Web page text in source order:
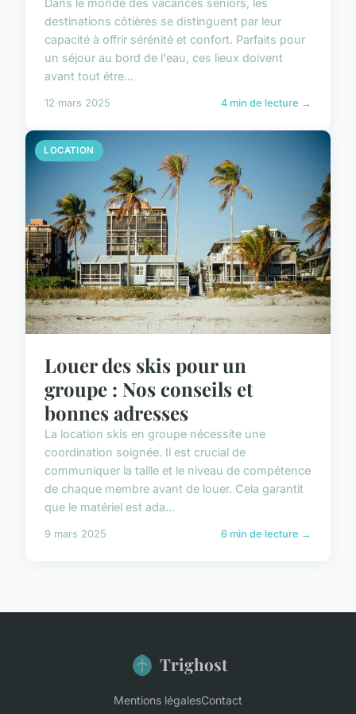
Dans le monde des vacances seniors, les
destinations côtières se distinguent par leur
capacité à offrir sérénité et confort. Parfaits pour
un séjour au bord de l'eau, ces lieux doivent
avant tout être...
12 mars 2025 4 min de lecture →
LOCATION
Louer des skis pour un
groupe : Nos conseils et
bonnes adresses
La location skis en groupe nécessite une
coordination soignée. Il est crucial de
communiquer la taille et le niveau de compétence
de chaque membre avant de louer. Cela garantit
que le matériel est ada...
9 mars 2025 6 min de lecture →
Trighost
Mentions légalesContact